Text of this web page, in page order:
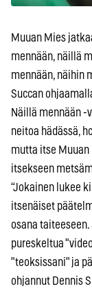
Muuan Mies
mennään, näillä
mennään, näihin
Succan
Näillä mennään
neitoa hädässä,
mutta itse
itsekseen
“Jokainen lukee
itsenäiset
osana
pureskeltua
"teoksissani" ja
ohjannut Dennis